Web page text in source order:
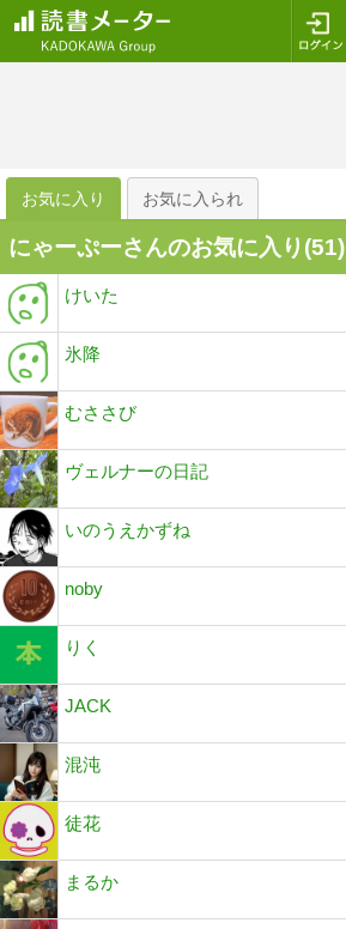
お気に入り お気に入られ
にゃーぷーさんのお気に入り(51)
けいた
氷降
むささび
ヴェルナーの日記
いのうえかずね
noby
りく
JACK
混沌
徒花
まるか